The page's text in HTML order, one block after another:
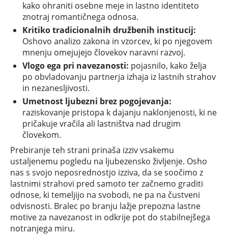
kako ohraniti osebne meje in lastno identiteto
znotraj romantičnega odnosa.
Kritiko tradicionalnih družbenih institucij:
Oshovo analizo zakona in vzorcev, ki po njegovem
mnenju omejujejo človekov naravni razvoj.
Vlogo ega pri navezanosti: pojasnilo, kako želja
po obvladovanju partnerja izhaja iz lastnih strahov
in nezanesljivosti.
Umetnost ljubezni brez pogojevanja:
raziskovanje pristopa k dajanju naklonjenosti, ki ne
pričakuje vračila ali lastništva nad drugim
človekom.
Prebiranje teh strani prinaša izziv vsakemu
ustaljenemu pogledu na ljubezensko življenje. Osho
nas s svojo neposrednostjo izziva, da se soočimo z
lastnimi strahovi pred samoto ter začnemo graditi
odnose, ki temeljijo na svobodi, ne pa na čustveni
odvisnosti. Bralec po branju lažje prepozna lastne
motive za navezanost in odkrije pot do stabilnejšega
notranjega miru.